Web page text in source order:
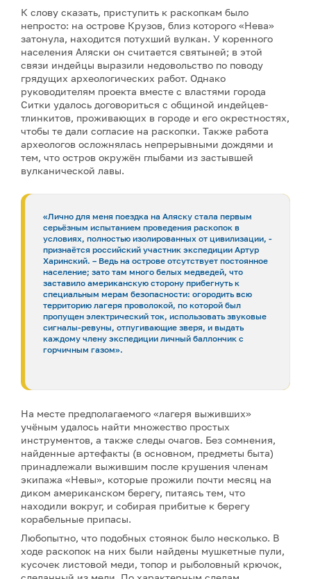
К слову сказать, приступить к раскопкам было
непросто: на острове Крузов, близ которого «Нева»
затонула, находится потухший вулкан. У коренного
населения Аляски он считается святыней; в этой
связи индейцы выразили недовольство по поводу
грядущих археологических работ. Однако
руководителям проекта вместе с властями города
Ситки удалось договориться с общиной индейцев-
тлинкитов, проживающих в городе и его окрестностях,
чтобы те дали согласие на раскопки. Также работа
археологов осложнялась непрерывными дождями и
тем, что остров окружён глыбами из застывшей
вулканической лавы.
«Лично для меня поездка на Аляску стала первым
серьёзным испытанием проведения раскопок в
условиях, полностью изолированных от цивилизации, -
признаётся российский участник экспедиции Артур
Харинский. – Ведь на острове отсутствует постоянное
население; зато там много белых медведей, что
заставило американскую сторону прибегнуть к
специальным мерам безопасности: огородить всю
территорию лагеря проволокой, по которой был
пропущен электрический ток, использовать звуковые
сигналы-ревуны, отпугивающие зверя, и выдать
каждому члену экспедиции личный баллончик с
горчичным газом».
На месте предполагаемого «лагеря выживших»
учёным удалось найти множество простых
инструментов, а также следы очагов. Без сомнения,
найденные артефакты (в основном, предметы быта)
принадлежали выжившим после крушения членам
экипажа «Невы», которые прожили почти месяц на
диком американском берегу, питаясь тем, что
находили вокруг, и собирая прибитые к берегу
корабельные припасы.
Любопытно, что подобных стоянок было несколько. В
ходе раскопок на них были найдены мушкетные пули,
кусочек листовой меди, топор и рыболовный крючок,